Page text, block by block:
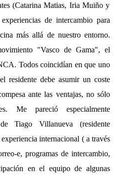
(Catarina Matias, Iria Muiño y
de intercambio para
más allá de nuestro entorno.
"Vasco de Gama", el
Todos coincidían en que uno
residente debe asumir un coste
ante las ventajas, no sólo
Me pareció especialmente
Tiago Villanueva (residente
internacional ( a través
e, programas de intercambio,
en el equipo de algunas